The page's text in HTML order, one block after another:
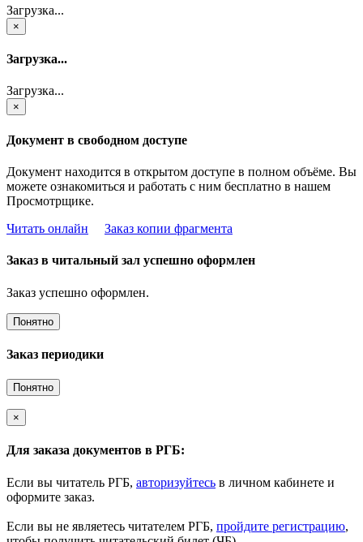
Загрузка...
×
Загрузка...
Загрузка...
×
Документ в свободном доступе
Документ находится в открытом доступе в полном объёме. Вы
можете ознакомиться и работать с ним бесплатно в нашем
Просмотрщике.
Читать онлайн
Заказ копии фрагмента
Заказ в читальный зал успешно оформлен
Заказ успешно оформлен.
Понятно
Заказ периодики
Понятно
×
Для заказа документов в РГБ:
Если вы читатель РГБ, авторизуйтесь в личном кабинете и
оформите заказ.
Если вы не являетесь читателем РГБ, пройдите регистрацию,